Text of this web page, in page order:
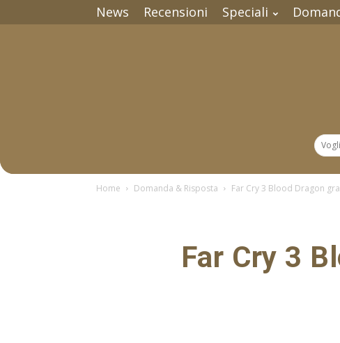
News Recensioni Speciali
Home Domanda & Risposta Far Cry 3 Blood Dragon
Far Cry 3